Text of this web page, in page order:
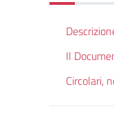
Il
Circolari,